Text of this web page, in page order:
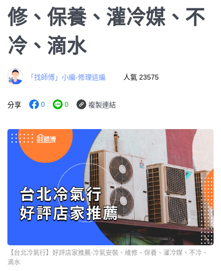
修、保養、灌冷媒、不
冷、滴水
「找師傅」小編-修理這編 人氣 23575
分享 0 0 複製連結
【台北冷氣行】好評店家推薦-冷氣安裝、維修、保養、灌冷媒、不冷、
滴水